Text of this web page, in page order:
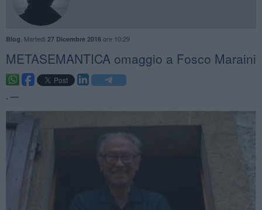
Blog Martedì 27 Dicembre 2016ore 10:29
METASEMANTICA omaggio a Fosco Maraini
. —